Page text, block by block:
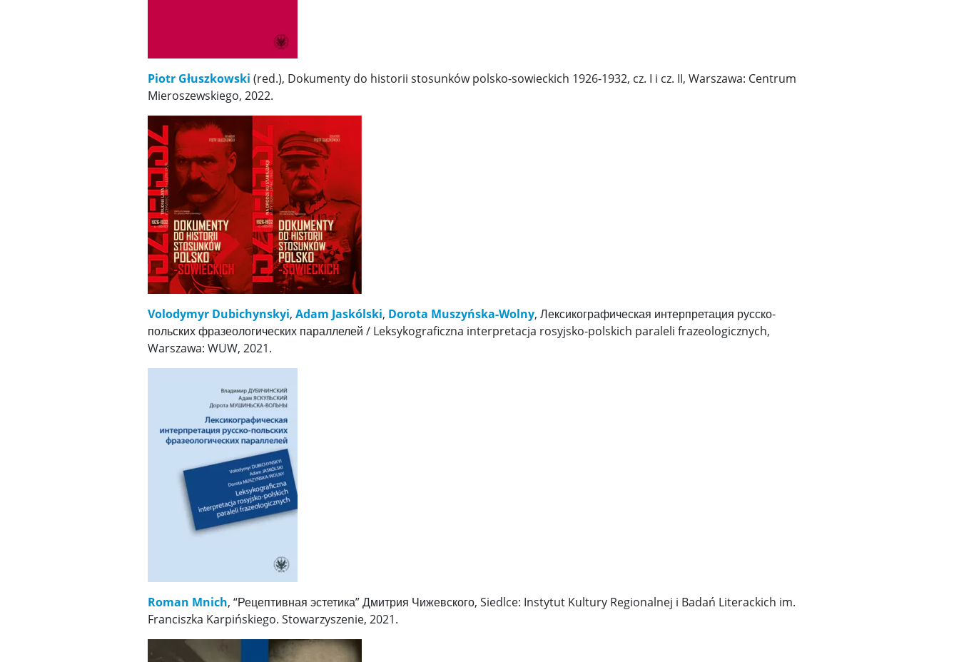
Piotr Głuszkowski (red.), Dokumenty do historii stosunków polsko-sowieckich 1926-1932, cz. I i cz. II, Warszawa: Centrum
Mieroszewskiego, 2022.
Volodymyr Dubichynskyi, Adam Jaskólski, Dorota Muszyńska-Wolny, Лексикографическая интерпретация русско-
польских фразеологических параллелей / Leksykograficzna interpretacja rosyjsko-polskich paraleli frazeologicznych,
Warszawa: WUW, 2021.
Roman Mnich, “Рецептивная эстетика” Дмитрия Чижевского, Siedlce: Instytut Kultury Regionalnej i Badań Literackich im.
Franciszka Karpińskiego. Stowarzyszenie, 2021.